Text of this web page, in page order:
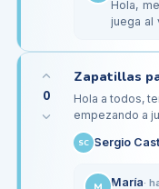
Hola,
juega al
0
Hola a todos,
empezando a
que hay
cuáles son las
SC Sergio
M María·